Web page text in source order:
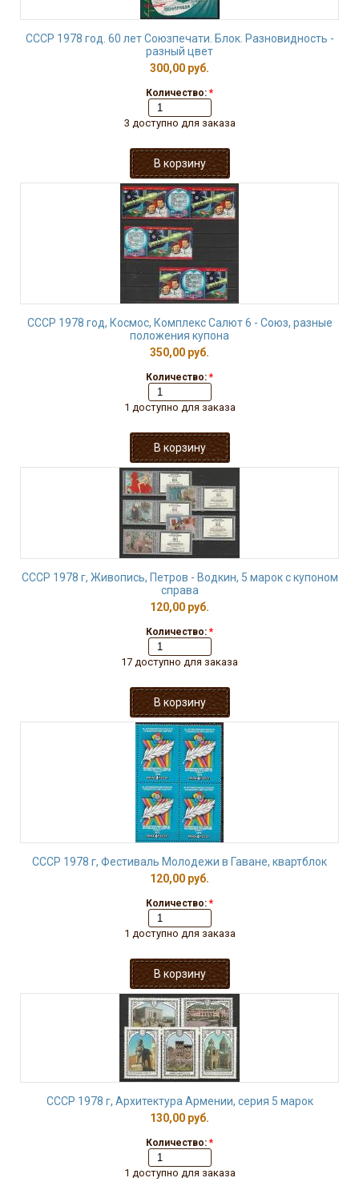
СССР 1978 год. 60 лет Союзпечати. Блок. Разновидность -
разный цвет
300,00 руб.
Количество: *
3 доступно для заказа
СССР 1978 год, Космос, Комплекс Салют 6 - Союз, разные
положения купона
350,00 руб.
Количество: *
1 доступно для заказа
СССР 1978 г, Живопись, Петров - Водкин, 5 марок с купоном
справа
120,00 руб.
Количество: *
17 доступно для заказа
СССР 1978 г, Фестиваль Молодежи в Гаване, квартблок
120,00 руб.
Количество: *
1 доступно для заказа
СССР 1978 г, Архитектура Армении, серия 5 марок
130,00 руб.
Количество: *
1 доступно для заказа